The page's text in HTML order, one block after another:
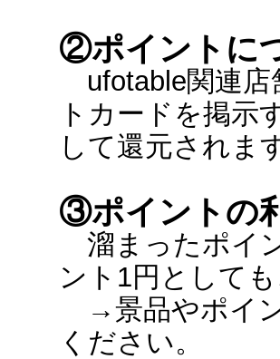
②ポイントに
ufotable関連店
トカードを掲示
して還元されま
③ポイントの
溜まったポイ
ント1円として
→景品やポイ
ください。